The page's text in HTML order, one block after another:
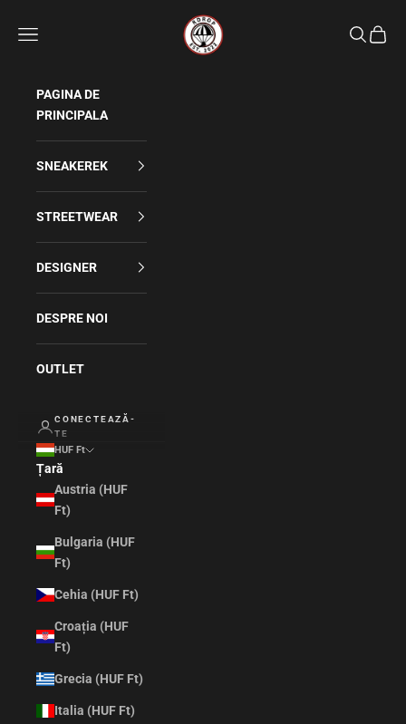
Rdrop
Meniu Caută
Coș
PAGINA DE
PRINCIPALA
SNEAKEREK
STREETWEAR
DESIGNER
DESPRE NOI
OUTLET
CONECTEAZĂ-
TE
HUF Ft
Țară
Austria (HUF
Ft)
Bulgaria (HUF
Ft)
Cehia (HUF Ft)
Croația (HUF
Ft)
Grecia (HUF Ft)
Italia (HUF Ft)